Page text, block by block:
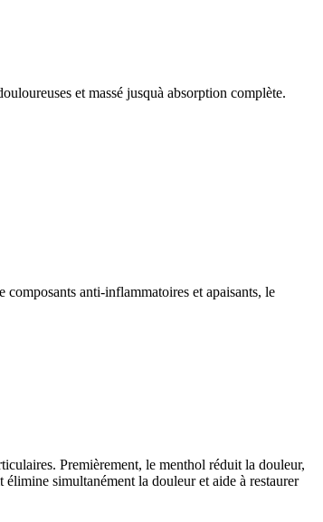
et massé jusquà absorption complète.
anti-inflammatoires et apaisants, le
Premièrement, le menthol réduit la douleur,
simultanément la douleur et aide à restaurer